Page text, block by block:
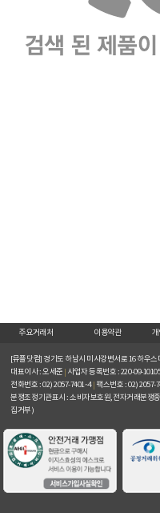
주요거래처 이용약관 개
[뮤플닷컴] 경기도 하남시 미사강변서로 16 하우
대표이사 : 오세준
사업자 등록번호 : 220-09-
전화번호 : 02) 2057-7401~4 팩스번호 : 02) 2057-
분쟁조정기관표시 : 소비자보호원, 전자거래분쟁
집거부)